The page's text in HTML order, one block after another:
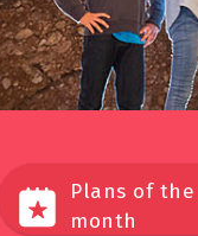
Plans of the
month